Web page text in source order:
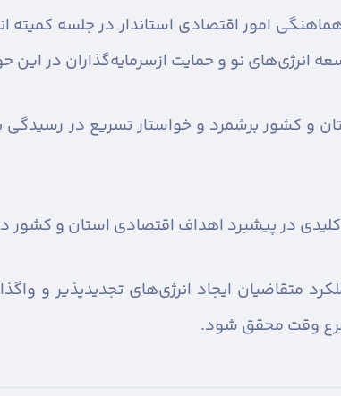
امور اقتصادی استاندار در جلسه کمیته
نو و حمایت ازسرمایه‌گذاران در این
و کشور برشمرد و خواستار تسریع در
کلیدی در پیشبرد اهداف اقتصادی استان و کشور
متقاضیان ایجاد انرژی‌های تجدیدپذیر و
وقت محقق شود.